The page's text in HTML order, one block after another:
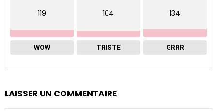
119
WOW
104
TRISTE
134
GRRR
LAISSER UN COMMENTAIRE